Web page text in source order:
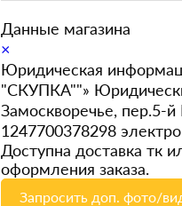
Данные магазина
×
Юридическая
"СКУПКА""»
Замоскворечье,
1247700378298
Доступна доставка тк
оформления заказа.
Запросить доп. фото/